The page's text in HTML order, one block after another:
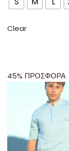
Clear
45% ΠΡΟΣΦΟΡΑ